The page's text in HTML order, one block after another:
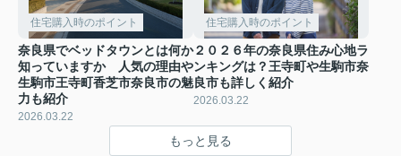
住宅購入時のポイント
奈良県でベッドタウンとは何か
知っていますか 人気の理由や
生駒市王寺町香芝市奈良市の魅
力も紹介
2026.03.22
住宅購入時のポイント
２０２６年の奈良県住み心地ラ
ンキングは？王寺町や生駒市奈
良市も詳しく紹介
2026.03.22
もっと見る